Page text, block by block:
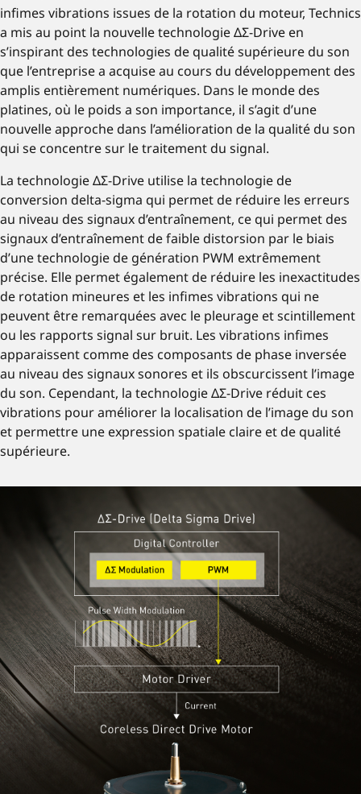
infimes vibrations issues de la rotation du moteur, Technics
a mis au point la nouvelle technologie ΔΣ-Drive en
s’inspirant des technologies de qualité supérieure du son
que l’entreprise a acquise au cours du développement des
amplis entièrement numériques. Dans le monde des
platines, où le poids a son importance, il s’agit d’une
nouvelle approche dans l’amélioration de la qualité du son
qui se concentre sur le traitement du signal.
La technologie ΔΣ-Drive utilise la technologie de
conversion delta-sigma qui permet de réduire les erreurs
au niveau des signaux d’entraînement, ce qui permet des
signaux d’entraînement de faible distorsion par le biais
d’une technologie de génération PWM extrêmement
précise. Elle permet également de réduire les inexactitudes
de rotation mineures et les infimes vibrations qui ne
peuvent être remarquées avec le pleurage et scintillement
ou les rapports signal sur bruit. Les vibrations infimes
apparaissent comme des composants de phase inversée
au niveau des signaux sonores et ils obscurcissent l’image
du son. Cependant, la technologie ΔΣ-Drive réduit ces
vibrations pour améliorer la localisation de l’image du son
et permettre une expression spatiale claire et de qualité
supérieure.